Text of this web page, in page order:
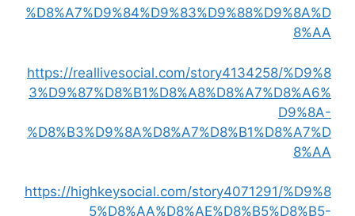
%D8%A7%D9%84%D9%83%D9%88%D9%8A%D
8%AA
https://reallivesocial.com/story4134258/%D9%8
3%D9%87%D8%B1%D8%A8%D8%A7%D8%A6%
D9%8A-
%D8%B3%D9%8A%D8%A7%D8%B1%D8%A7%D
8%AA
https://highkeysocial.com/story4071291/%D9%8
5%D8%AA%D8%AE%D8%B5%D8%B5-